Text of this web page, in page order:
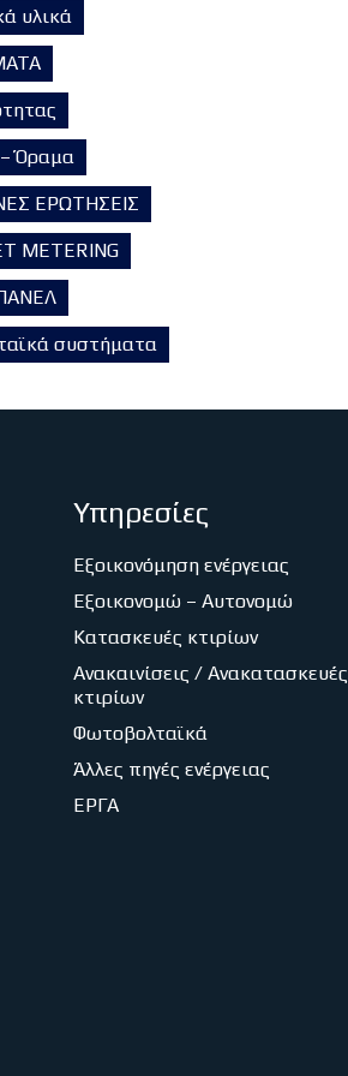
υλικά
– Όραμα
ΕΡΩΤΗΣΕΙΣ
METERING
συστήματα
Υπηρεσίες
Εξοικονόμηση ενέργειας
Εξοικονομώ – Αυτονομώ
Κατασκευές κτιρίων
Ανακαινίσεις / Ανακατασκευές
κτιρίων
Φωτοβολταϊκά
Άλλες πηγές ενέργειας
ΕΡΓΑ